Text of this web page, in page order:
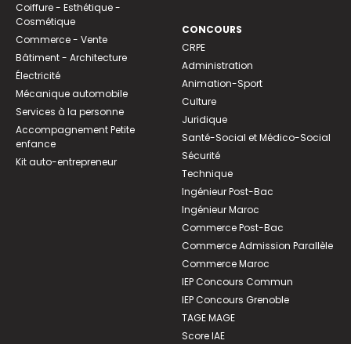
Coiffure - Esthétique -
Cosmétique
Commerce - Vente
Bâtiment - Architecture
Électricité
Mécanique automobile
Services à la personne
Accompagnement Petite
enfance
Kit auto-entrepreneur
CONCOURS
CRPE
Administration
Animation-Sport
Culture
Juridique
Santé-Social et Médico-Social
Sécurité
Technique
Ingénieur Post-Bac
Ingénieur Maroc
Commerce Post-Bac
Commerce Admission Parallèle
Commerce Maroc
IEP Concours Commun
IEP Concours Grenoble
TAGE MAGE
Score IAE